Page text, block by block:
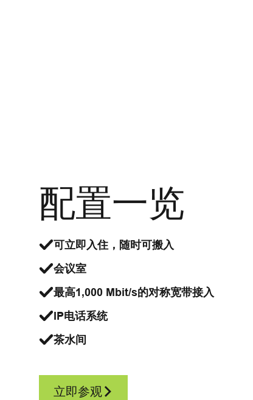
配置一览
可立即入住，随时可搬入
会议室
最高1,000 Mbit/s的对称宽带接入
IP电话系统
茶水间
立即参观